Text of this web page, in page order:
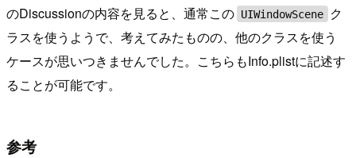
のDiscussionの内容を見ると、通常この UIWindowScene
ク
ラスを使うようで、考えてみたものの、他のクラスを使う
ケースが思いつきませんでした。こちらもInfo.plistに記述す
ることが可能です。
参考